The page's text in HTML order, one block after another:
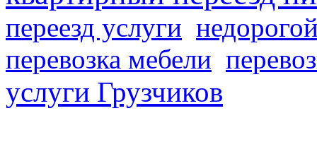
переезд услуги
перевозка мебели
услуги Грузчиков